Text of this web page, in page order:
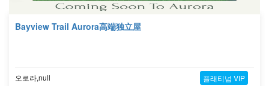
Bayview Trail Aurora高端独立屋
오로라,null
플래티넘 VIP